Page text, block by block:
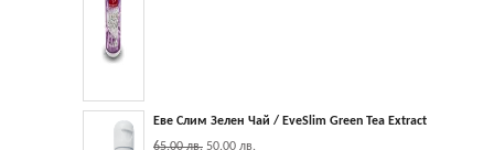
Еве Слим Зелен Чай / EveSlim Green Tea Extract
65.00лв. 50.00 лв.